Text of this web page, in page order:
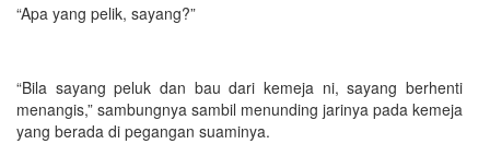
“Apa yang pelik, sayang?”
“Bila sayang peluk dan bau dari kemeja ni, sayang berhenti
menangis,” sambungnya sambil menunding jarinya pada kemeja
yang berada di pegangan suaminya.